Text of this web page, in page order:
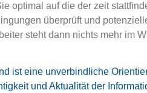
optimal auf die der­ zeit
überprüft und
steht dann nichts mehr im
ist eine unverbindliche
und Aktualität der